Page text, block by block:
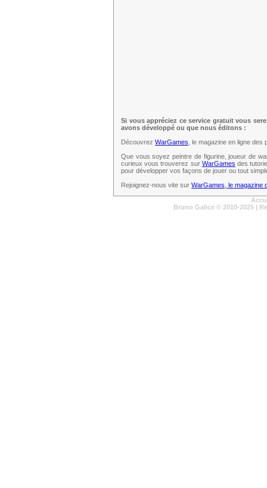
Si vous appréciez ce service gratuit vous
avons développé ou que nous éditons :
Découvrez WarGames , le magazine en ligne
Que vous soyez peintre de figurine, joueur de
curieux vous trouverez sur WarGames des
pour développer vos façons de jouer ou tout
Rejoignez-nous vite sur WarGames, le magazine
Bruno Galice © 2010-2025 |